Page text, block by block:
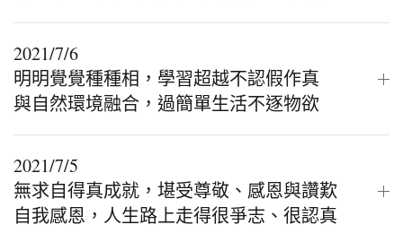
2021/7/6
明明覺覺種種相，學習超越不認假作真
與自然環境融合，過簡單生活不逐物欲
2021/7/5
無求自得真成就，堪受尊敬、感恩與讚歎
自我感恩，人生路上走得很爭志、很認真